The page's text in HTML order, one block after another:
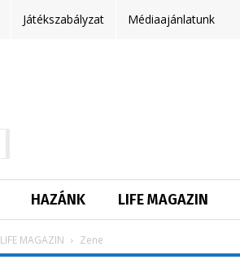
Játékszabályzat Médiaajánlatunk
HAZÁNK LIFE MAGAZIN
LIFE MAGAZIN Zene